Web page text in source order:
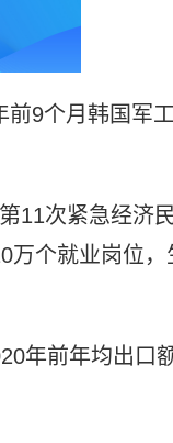
9个月韩国军
11次紧急经济
万个就业岗位
年前年均出口